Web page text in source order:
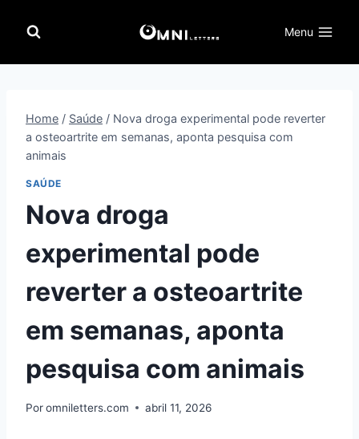
para
Menu
Home / Saúde / Nova droga experimental pode reverter
a osteoartrite em semanas, aponta pesquisa com
animais
SAÚDE
Nova droga
experimental pode
reverter a osteoartrite
em semanas, aponta
pesquisa com animais
Poromniletters.com abril 11, 2026